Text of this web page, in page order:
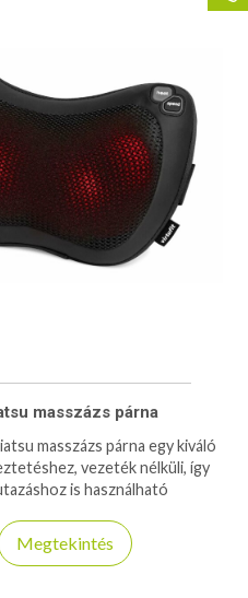
masszázs párna
masszázs párna egy kiváló
vezeték nélküli, így
is használható
Megtekintés